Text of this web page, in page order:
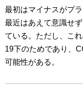
最初はマイナスがプ
最近はあえて意識せ
ている。ただし、こ
19下のためであり、
可能性がある。